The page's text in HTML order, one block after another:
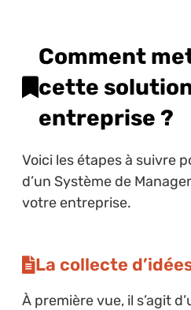
Comment
cette
entreprise ?
Voici les étapes à suivre
d’un Système de
votre entreprise.
La collecte
À première vue, il s’agit